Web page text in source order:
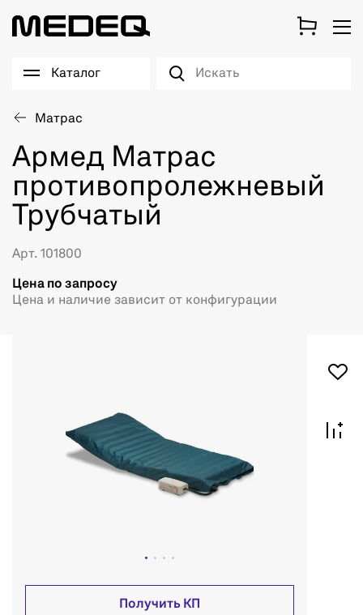
Каталог
Матрас
Армед Матрас
противопролежневый
Трубчатый
Арт. 101800
Цена по запросу
Цена и наличие зависит от конфигурации
Получить КП